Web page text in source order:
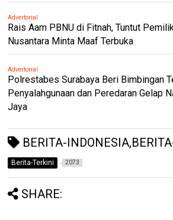
Advertorial
Rais Aam PBNU di Fitnah, Tuntut
Nusantara Minta Maaf Terbuka
Advertorial
Polrestabes Surabaya Beri Bimbingan
Penyalahgunaan dan Peredaran Gelap
Jaya
BERITA-
Berita-Terkini 2073
SHARE: